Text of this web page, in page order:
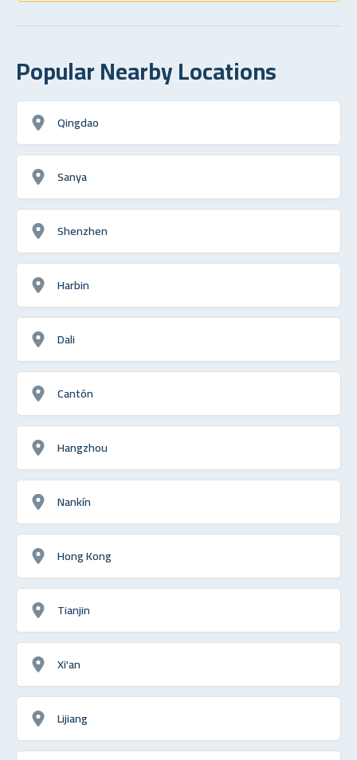
Popular Nearby Locations
Qingdao
Sanya
Shenzhen
Harbin
Dali
Cantón
Hangzhou
Nankín
Hong Kong
Tianjin
Xi'an
Lijiang